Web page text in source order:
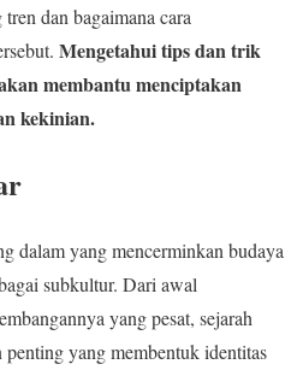
dan bagaimana cara
Mengetahui tips dan trik
membantu menciptakan
kekinian.
dalam yang mencerminkan budaya
subkultur. Dari awal
yang pesat, sejarah
penting yang membentuk identitas